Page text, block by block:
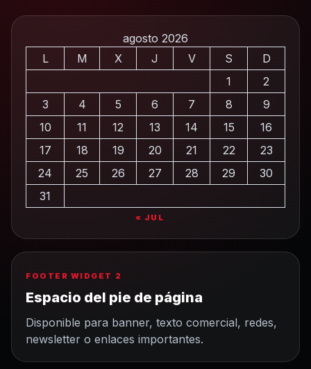
agosto 2026
L
M X J V S
D
1
2
3
4 5 6 7 8
9
10
11 12 13 14 15
16
17
18 19 20 21 22
23
24
25 26 27 28 29
30
31
« JUL
FOOTER WIDGET 2
Espacio del pie de página
Disponible para banner, texto comercial, redes,
newsletter o enlaces importantes.